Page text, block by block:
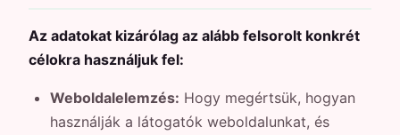
Az adatokat kizárólag az alább felsorolt konkrét
célokra használjuk fel:
Weboldalelemzés: Hogy megértsük, hogyan
használják a látogatók weboldalunkat, és